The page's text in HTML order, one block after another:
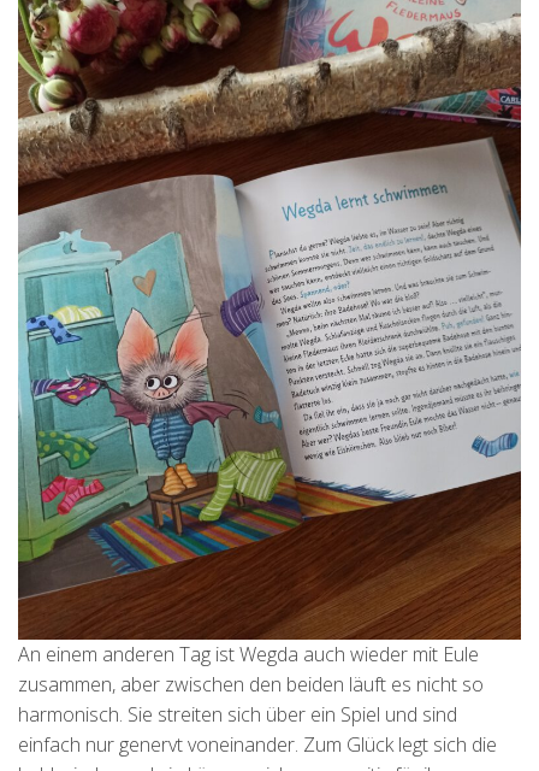
An einem anderen Tag ist Wegda auch wieder mit Eule
zusammen, aber zwischen den beiden läuft es nicht so
harmonisch. Sie streiten sich über ein Spiel und sind
einfach nur genervt voneinander. Zum Glück legt sich die